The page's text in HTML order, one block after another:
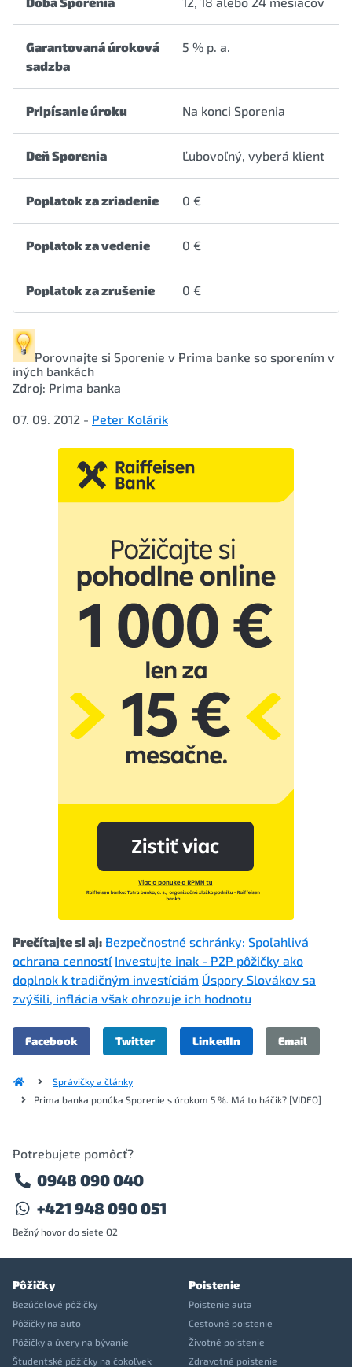
Garantovaná úroková
sadzba
5 % p. a.
Pripísanie úroku Na konci Sporenia
Deň Sporenia Ľubovoľný, vyberá klient
Poplatok za zriadenie 0 €
Poplatok za vedenie 0 €
Poplatok za zrušenie 0 €
Porovnajte si Sporenie v Prima banke so sporením v
iných bankách
Zdroj: Prima banka
07. 09. 2012 - Peter Kolárik
Prečítajte si aj: Bezpečnostné schránky: Spoľahlivá
ochrana cenností Investujte inak - P2P pôžičky ako
doplnok k tradičným investíciám Úspory Slovákov sa
zvýšili, inflácia však ohrozuje ich hodnotu
Facebook Twitter LinkedIn Email
Správičky a články
Prima banka ponúka Sporenie s úrokom 5 %. Má to háčik? [VIDEO]
Potrebujete pomôcť?
0948 090 040
+421 948 090 051
Bežný hovor do siete O2
Pôžičky
Bezúčelové pôžičky
Pôžičky na auto
Pôžičky a úvery na bývanie
Študentské pôžičky na čokoľvek
Poistenie
Poistenie auta
Cestovné poistenie
Životné poistenie
Zdravotné poistenie